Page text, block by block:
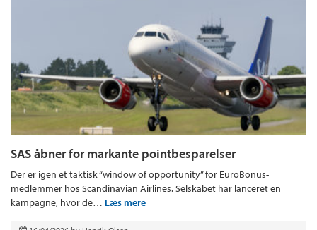
SAS åbner for markante pointbesparelser
Der er igen et taktisk “window of opportunity” for EuroBonus-
medlemmer hos Scandinavian Airlines. Selskabet har lanceret en
kampagne, hvor de… Læs mere